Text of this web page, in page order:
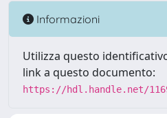
Informazioni
Utilizza questo
link a questo documento:
https://hdl.handle.net/